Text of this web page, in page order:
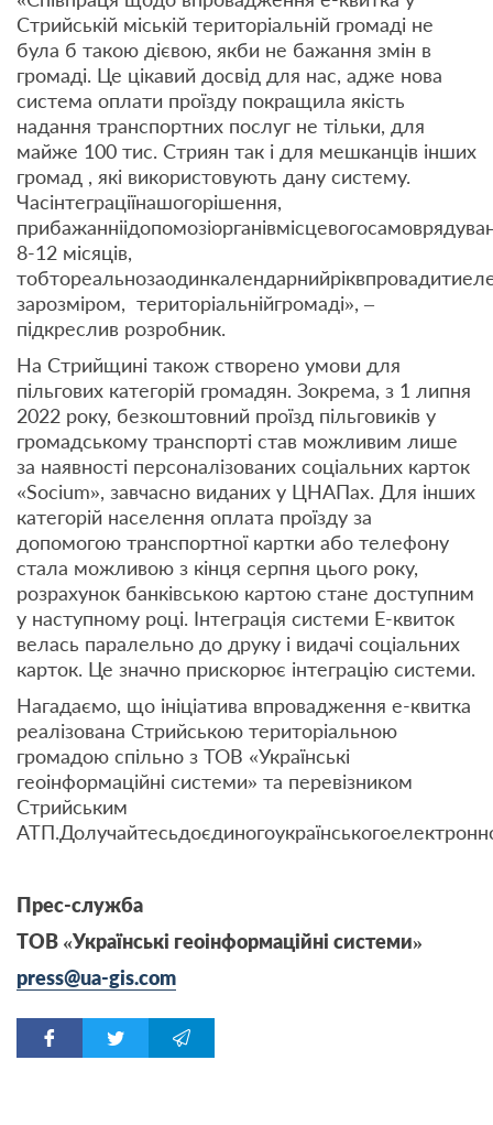
Стрийській міській територіальній громаді не
була б такою дієвою, якби не бажання змін в
громаді. Це цікавий досвід для нас, адже нова
система оплати проїзду покращила якість
надання транспортних послуг не тільки, для
майже 100 тис. Стриян так і для мешканців інших
громад , які використовують дану систему.
Часінтеграціїнашогорішення,
8-12 місяців,
зарозміром, територіальнійгромаді», –
підкреслив розробник.
На Стрийщині також створено умови для
пільгових категорій громадян. Зокрема, з 1 липня
2022 року, безкоштовний проїзд пільговиків у
громадському транспорті став можливим лише
за наявності персоналізованих соціальних карток
«Socium», завчасно виданих у ЦНАПах. Для інших
категорій населення оплата проїзду за
допомогою транспортної картки або телефону
стала можливою з кінця серпня цього року,
розрахунок банківською картою стане доступним
у наступному році. Інтеграція системи Е-квиток
велась паралельно до друку і видачі соціальних
карток. Це значно прискорює інтеграцію системи.
Нагадаємо, що ініціатива впровадження е-квитка
реалізована Стрийською територіальною
громадою спільно з ТОВ «Українські
геоінформаційні системи» та перевізником
Стрийським
Прес-служба
ТОВ «Українські геоінформаційні системи»
press@ua-gis.com